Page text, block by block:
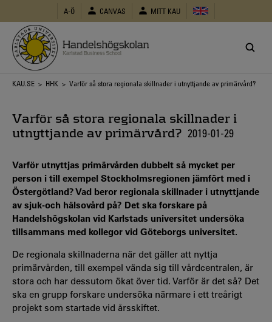
huvudinnehåll
A-Ö CANVAS MITT KAU
Länkstig
KAU.SE > HHK > Varför så stora regionala skillnader i utnyttjande av primärvård?
Varför så stora regionala skillnader i
utnyttjande av primärvård? 2019-01-29
Varför utnyttjas primärvården dubbelt så mycket per
person i till exempel Stockholmsregionen jämfört med i
Östergötland? Vad beror regionala skillnader i utnyttjande
av sjuk-och hälsovård på? Det ska forskare på
Handelshögskolan vid Karlstads universitet undersöka
tillsammans med kollegor vid Göteborgs universitet.
De regionala skillnaderna när det gäller att nyttja
primärvården, till exempel vända sig till vårdcentralen, är
stora och har dessutom ökat över tid. Varför är det så? Det
ska en grupp forskare undersöka närmare i ett treårigt
projekt som startade vid årsskiftet.